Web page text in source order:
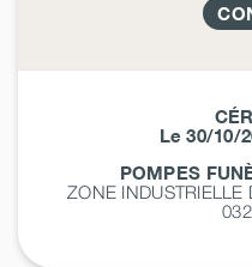
Le 30/10/
POMPES
ZONE INDUSTRIELLE